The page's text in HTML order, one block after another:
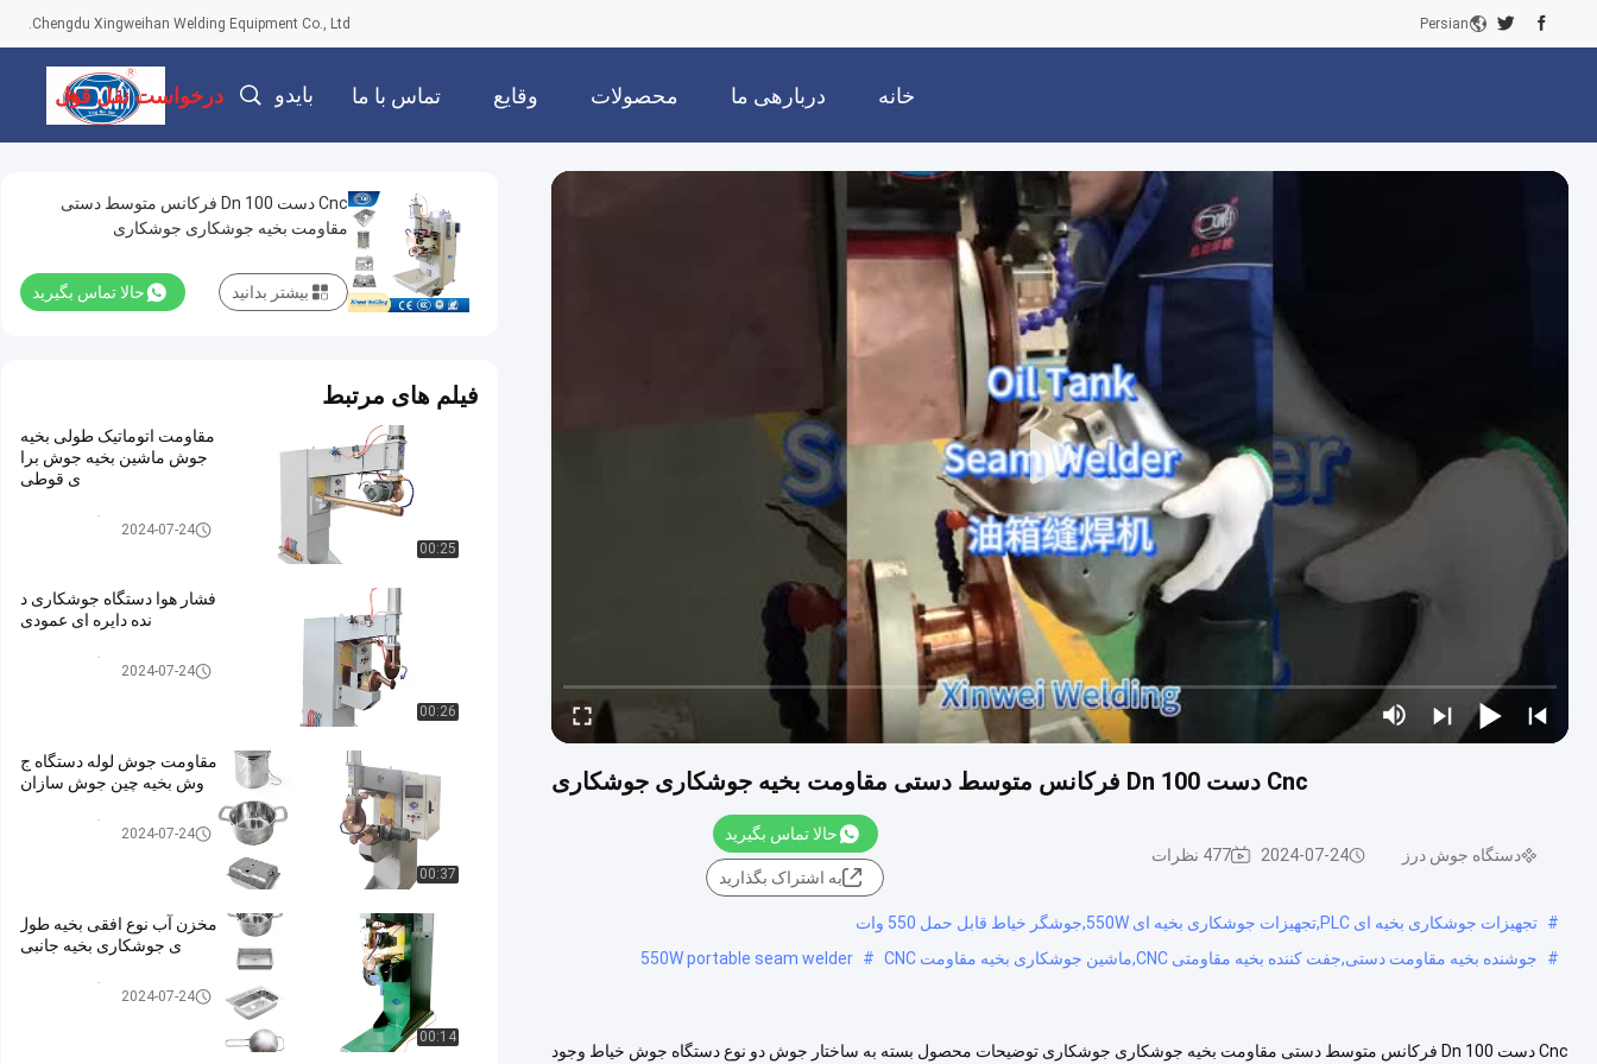
Chengdu Xingweihan Welding Equipment Co., Ltd. Persian
خانه دربارهی ما محصولات وقایع تماس با ما بایدو درخواست نقل قول
Cnc دست Dn 100 فرکانس متوسط دستی مقاومت بخیه جوشکاری جوشکاری
دستگاه جوش درز 2024-07-24 477 نظرات
حالا تماس بگیرید
به اشتراک بگذارید
# تجهیزات جوشکاری بخیه ای PLC,تجهیزات جوشکاری بخیه ای 550W,جوشگر خياط قابل حمل 550 وات
#
جوشنده بخیه مقاومت دستی,جفت کننده بخیه مقاومتی CNC,ماشین جوشکاری بخیه مقاومت CNC #
550W portable seam welder
Cnc دست Dn 100 فرکانس متوسط دستی مقاومت بخیه جوشکاری جوشکاری توضیحات محصول بسته به ساختار جوش دو نوع دستگاه جوش خیاط وجود
Cnc دست Dn 100 فرکانس متوسط دستی
مقاومت بخیه جوشکاری جوشکاری
حالا تماس بگیرید بیشتر بدانید
فیلم های مرتبط
00:25
مقاومت اتوماتیک طولی بخیه
جوش ماشین بخیه جوش برا
ی قوطی
دستگاه جوش درز2024-07-24
00:26
فشار هوا دستگاه جوشکاری د
نده دایره ای عمودی
دستگاه جوش درز2024-07-24
00:37
مقاومت جوش لوله دستگاه ج
وش بخیه چین جوش سازان
دستگاه جوش درز2024-07-24
00:14
مخزن آب نوع افقی بخیه طول
ی جوشکاری بخیه جانبی
دستگاه جوش درز2024-07-24